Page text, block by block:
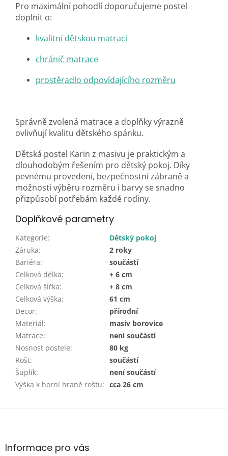
Pro maximální pohodlí doporučujeme postel
doplnit o:
kvalitní dětskou matraci
chránič matrace
prostěradlo odpovídajícího rozměru
Správně zvolená matrace a doplňky výrazně
ovlivňují kvalitu dětského spánku.
Dětská postel Karin z masivu je praktickým a
dlouhodobým řešením pro dětský pokoj. Díky
pevnému provedení, bezpečnostní zábraně a
možnosti výběru rozměru i barvy se snadno
přizpůsobí potřebám každé rodiny.
Doplňkové parametry
Kategorie:
Dětský pokoj
Záruka:
2 roky
Bariéra:
součástí
Celková délka:
+ 6 cm
Celková šířka:
+ 8 cm
Celková výška:
61 cm
Decor:
přírodní
Materiál:
masiv borovice
Matrace:
není součástí
Nosnost postele:
80 kg
Rošt:
součástí
Šuplík:
není součástí
Výška k horní hraně roštu: cca 26 cm
Z
aInformace pro vás